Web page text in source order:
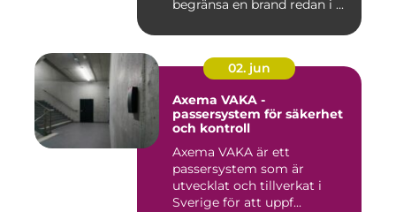
begränsa en brand redan i ...
02. jun
Axema VAKA -
passersystem för säkerhet
och kontroll
Axema VAKA är ett
passersystem som är
utvecklat och tillverkat i
Sverige för att uppf...